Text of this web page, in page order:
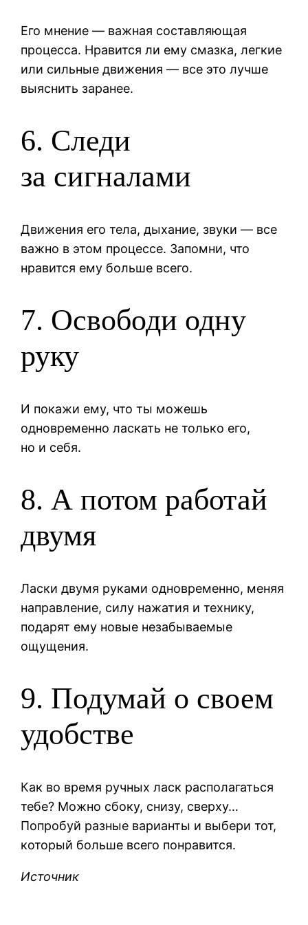
Его мнение — важная составляющая
процесса. Нравится ли ему смазка, легкие
или сильные движения — все это лучше
выяснить заранее.
6. Следи
за сигналами
Движения его тела, дыхание, звуки — все
важно в этом процессе. Запомни, что
нравится ему больше всего.
7. Освободи одну
руку
И покажи ему, что ты можешь
одновременно ласкать не только его,
но и себя.
8. А потом работай
двумя
Ласки двумя руками одновременно, меняя
направление, силу нажатия и технику,
подарят ему новые незабываемые
ощущения.
9. Подумай о своем
удобстве
Как во время ручных ласк располагаться
тебе? Можно сбоку, снизу, сверху…
Попробуй разные варианты и выбери тот,
который больше всего понравится.
Источник